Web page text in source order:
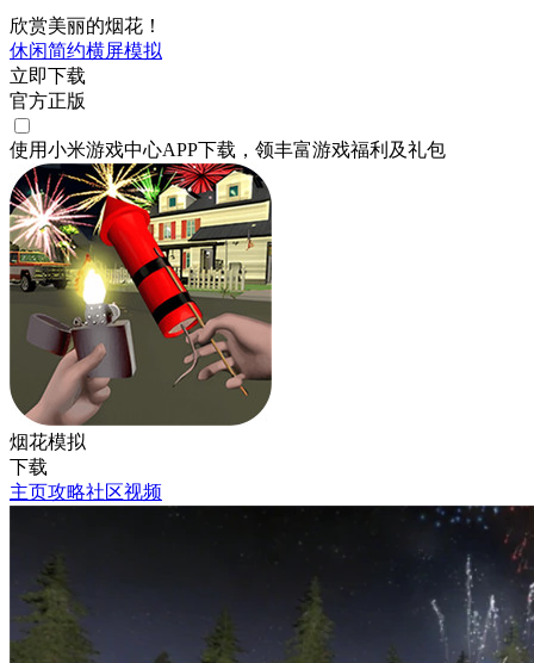
欣赏美丽的烟花！
休闲简约横屏模拟
立即下载
官方正版
使用小米游戏中心APP下载 ，领丰富游戏福利 及礼包
烟花模拟
下载
主页攻略社区视频